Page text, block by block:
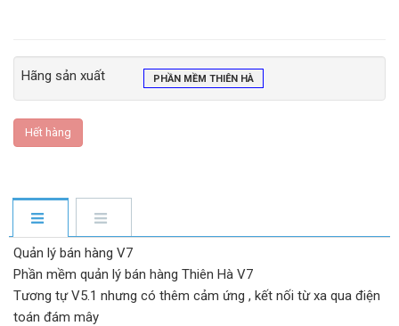
Hãng sản xuất PHẦN MỀM THIÊN HÀ
Hết hàng
Quản lý bán hàng V7
Phần mềm quản lý bán hàng Thiên Hà V7
Tương tự V5.1 nhưng có thêm cảm ứng , kết nối từ xa qua điện
toán đám mây